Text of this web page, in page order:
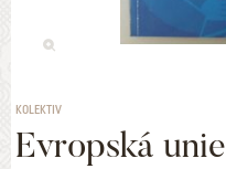
KOLEKTIV
Evropská unie